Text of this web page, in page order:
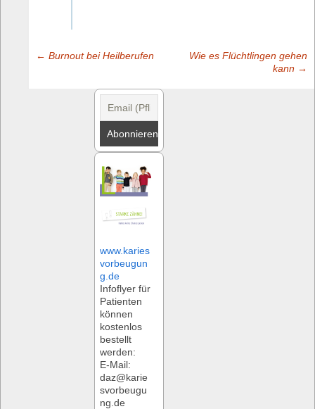
Post
navigation
← Burnout bei Heilberufen
Wie es Flüchtlingen gehen
kann →
www.karies
vorbeugun
g.de
Infoflyer für
Patienten
können
kostenlos
bestellt
werden:
E-Mail:
daz@karie
svorbeugu
ng.de